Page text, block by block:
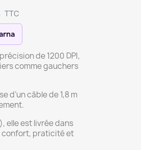
TTC
de 1200 DPI,
comme gauchers
d’un câble de 1,8 m
elle est livrée dans
confort, praticité et